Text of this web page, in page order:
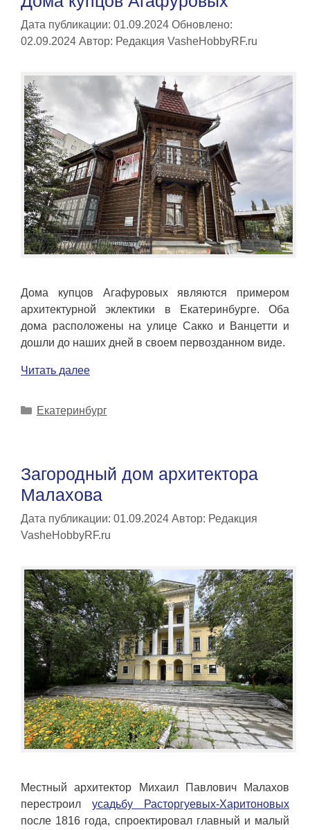
Дата публикации: 01.09.2024 Обновлено:
02.09.2024 Автор: Редакция VasheHobbyRF.ru
Дома купцов Агафуровых являются примером
архитектурной эклектики в Екатеринбурге. Оба
дома расположены на улице Сакко и Ванцетти и
дошли до наших дней в своем первозданном виде.
Читать далее
Рубрики
Екатеринбург
Загородный дом архитектора
Малахова
Дата публикации: 01.09.2024 Автор: Редакция
VasheHobbyRF.ru
Местный архитектор Михаил Павлович Малахов
перестроил усадьбу Расторгуевых-Харитоновых
после 1816 года, спроектировал главный и малый